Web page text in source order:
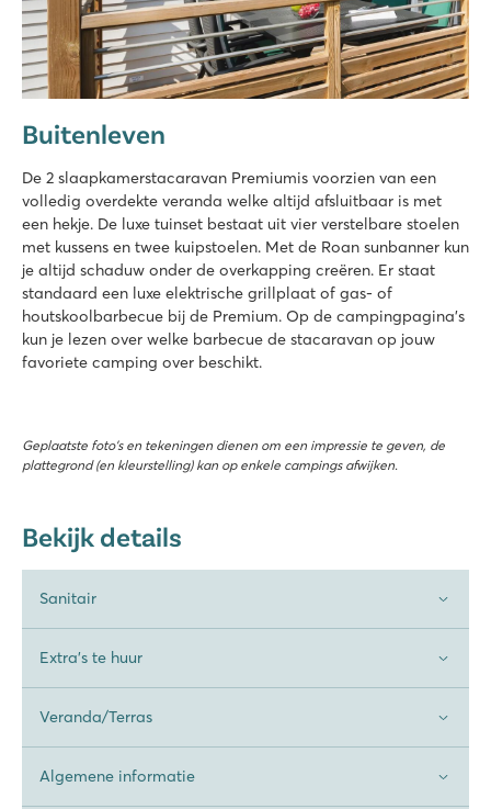
Buitenleven
De 2 slaapkamerstacaravan Premiumis voorzien van een
volledig overdekte veranda welke altijd afsluitbaar is met
een hekje. De luxe tuinset bestaat uit vier verstelbare stoelen
met kussens en twee kuipstoelen. Met de Roan sunbanner kun
je altijd schaduw onder de overkapping creëren. Er staat
standaard een luxe elektrische grillplaat of gas- of
houtskoolbarbecue bij de Premium. Op de campingpagina’s
kun je lezen over welke barbecue de stacaravan op jouw
favoriete camping over beschikt.
Geplaatste foto’s en tekeningen dienen om een impressie te geven, de
plattegrond (en kleurstelling) kan op enkele campings afwijken.
Bekijk details
Sanitair
Extra's te huur
Veranda/Terras
Algemene informatie